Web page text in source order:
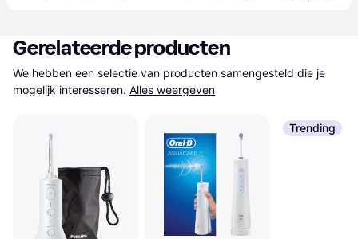
Gerelateerde producten
We hebben een selectie van producten samengesteld die je
mogelijk interesseren. Alles weergeven
Trending